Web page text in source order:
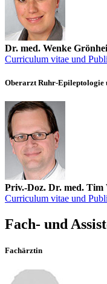
Dr. med. Wenke
Curriculum vitae und
Oberarzt Ruhr-
Priv.-Doz. Dr. med. Tim
Curriculum vitae und
Fach- und
Fachärztin